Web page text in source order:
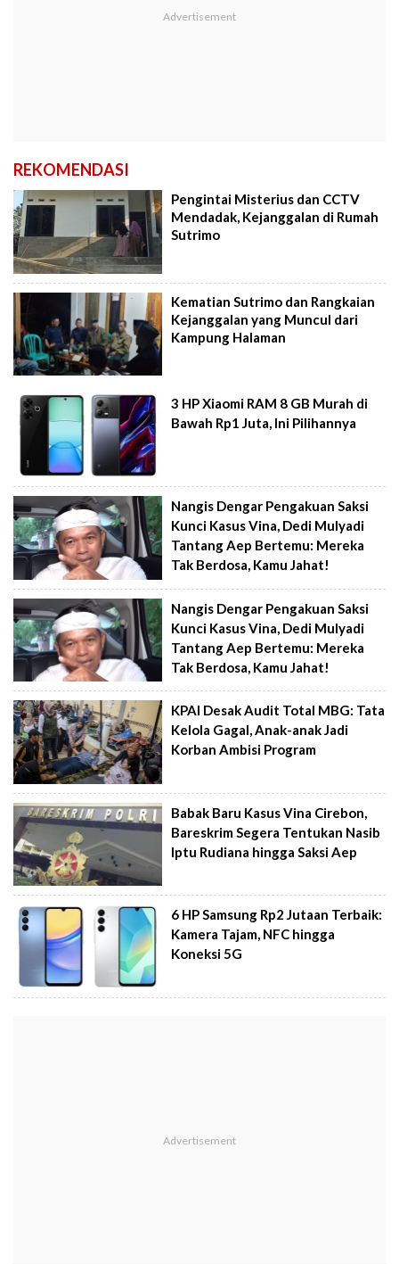
REKOMENDASI
Pengintai Misterius dan CCTV
Mendadak, Kejanggalan di Rumah
Sutrimo
Kematian Sutrimo dan Rangkaian
Kejanggalan yang Muncul dari
Kampung Halaman
3 HP Xiaomi RAM 8 GB Murah di
Bawah Rp1 Juta, Ini Pilihannya
Nangis Dengar Pengakuan Saksi
Kunci Kasus Vina, Dedi Mulyadi
Tantang Aep Bertemu: Mereka
Tak Berdosa, Kamu Jahat!
Nangis Dengar Pengakuan Saksi
Kunci Kasus Vina, Dedi Mulyadi
Tantang Aep Bertemu: Mereka
Tak Berdosa, Kamu Jahat!
KPAI Desak Audit Total MBG: Tata
Kelola Gagal, Anak-anak Jadi
Korban Ambisi Program
Babak Baru Kasus Vina Cirebon,
Bareskrim Segera Tentukan Nasib
Iptu Rudiana hingga Saksi Aep
6 HP Samsung Rp2 Jutaan Terbaik:
Kamera Tajam, NFC hingga
Koneksi 5G